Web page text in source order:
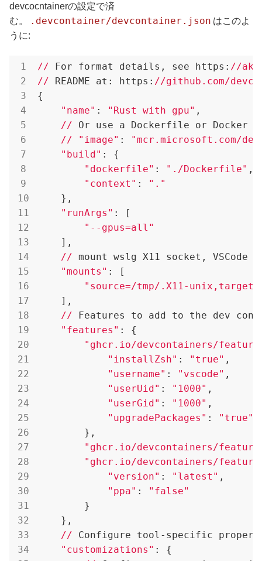
devcocntainerの設定で済
む。
.devcontainer/devcontainer.json はこのよ
うに:
// For format details, see https: //
// README at: https: //github.com/
{
"name" : "Rust with gpu" ,
// Or use a Dockerfile or Docker
//
"image" :
"mcr.microsoft.com/
"build" : {
"dockerfile" : "./Dockerfile" ,
"context" :
"."
    },
"runArgs" : [
"--gpus=all"
    ],
// mount wslg X11 socket, VSCode
"mounts" : [
"source=/tmp/.X11-
    ],
// Features to add to the dev
"features" : {
"ghcr.io/devcontainers/
"installZsh" : "true" ,
"username" : "vscode" ,
"userUid" : "1000" ,
"userGid" : "1000" ,
"upgradePackages" :
"true"
        },
"ghcr.io/devcontainers/
"ghcr.io/devcontainers/
"version" : "latest" ,
"ppa" :
"false"
        }
    },
// Configure tool-specific
"customizations" : {